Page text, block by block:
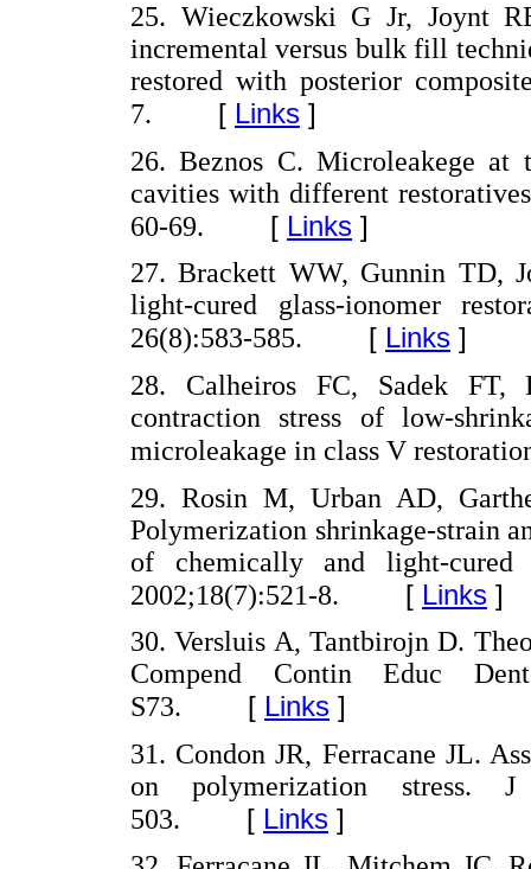
25. Wieczkowski G Jr, Joynt
incremental versus bulk fill
restored with posterior
7. [ Links ]
26. Beznos C. Microleakege
cavities with different
60-69. [ Links ]
27. Brackett WW, Gunnin TD,
light-cured glass-ionomer
26(8):583-585. [ Links ]
28. Calheiros FC, Sadek FT,
contraction stress of low-
microleakage in class V
29. Rosin M, Urban AD,
Polymerization shrinkage-strain
of chemically and light-cured
2002;18(7):521-8. [ Links ]
30. Versluis A, Tantbirojn D.
Compend Contin Educ
S73. [ Links ]
31. Condon JR, Ferracane JL.
on polymerization stress.
503. [ Links ]